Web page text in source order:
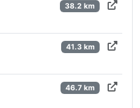
38.2 km
41.3 km
46.7 km